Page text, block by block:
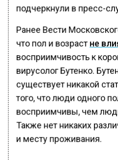
подчеркнули в пресс-
Ранее Вести
что пол и возрастне
восприимчивость к
вирусолог Бутенко.
существует никакой
того, что люди одного
восприимчивы, чем
Также нет никаких
и месту проживания.